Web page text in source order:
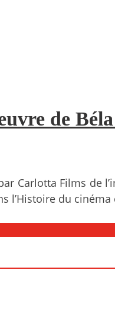
de
Carlotta Films de
l’Histoire du